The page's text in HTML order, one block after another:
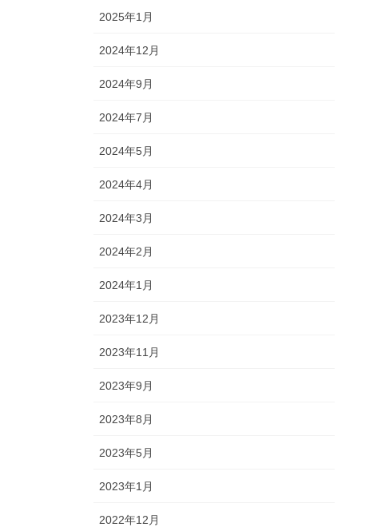
2025年1月
2024年12月
2024年9月
2024年7月
2024年5月
2024年4月
2024年3月
2024年2月
2024年1月
2023年12月
2023年11月
2023年9月
2023年8月
2023年5月
2023年1月
2022年12月